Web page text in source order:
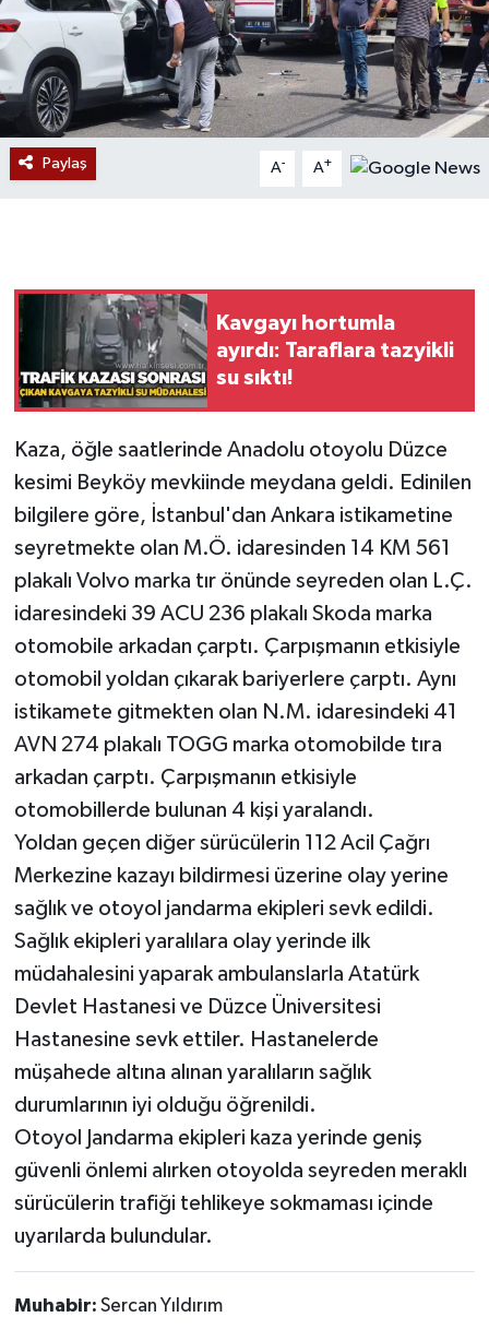
Paylaş A- A+
Kavgayı hortumla
ayırdı: Taraflara tazyikli
su sıktı!
Kaza, öğle saatlerinde Anadolu otoyolu Düzce
kesimi Beyköy mevkiinde meydana geldi. Edinilen
bilgilere göre, İstanbul'dan Ankara istikametine
seyretmekte olan M.Ö. idaresinden 14 KM 561
plakalı Volvo marka tır önünde seyreden olan L.Ç.
idaresindeki 39 ACU 236 plakalı Skoda marka
otomobile arkadan çarptı. Çarpışmanın etkisiyle
otomobil yoldan çıkarak bariyerlere çarptı. Aynı
istikamete gitmekten olan N.M. idaresindeki 41
AVN 274 plakalı TOGG marka otomobilde tıra
arkadan çarptı. Çarpışmanın etkisiyle
otomobillerde bulunan 4 kişi yaralandı.
Yoldan geçen diğer sürücülerin 112 Acil Çağrı
Merkezine kazayı bildirmesi üzerine olay yerine
sağlık ve otoyol jandarma ekipleri sevk edildi.
Sağlık ekipleri yaralılara olay yerinde ilk
müdahalesini yaparak ambulanslarla Atatürk
Devlet Hastanesi ve Düzce Üniversitesi
Hastanesine sevk ettiler. Hastanelerde
müşahede altına alınan yaralıların sağlık
durumlarının iyi olduğu öğrenildi.
Otoyol Jandarma ekipleri kaza yerinde geniş
güvenli önlemi alırken otoyolda seyreden meraklı
sürücülerin trafiği tehlikeye sokmaması içinde
uyarılarda bulundular.
Muhabir: Sercan Yıldırım
ÇEVRE
BİLİM VE TEKNOLOJİ
DUNYA
Ekonomi
Genel
Gökçebey
İş ilanı
Kilimli
Kültür - Sanat
MAGAZİN
Politika
Resmi İlan
Röportaj
Sağlık
SİYASET
Ulusal
Yaşam